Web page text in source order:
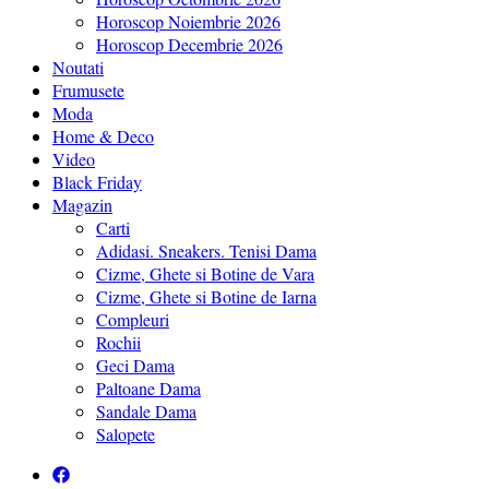
Horoscop Noiembrie 2026
Horoscop Decembrie 2026
Noutati
Frumusete
Moda
Home & Deco
Video
Black Friday
Magazin
Carti
Adidasi. Sneakers. Tenisi Dama
Cizme, Ghete si Botine de Vara
Cizme, Ghete si Botine de Iarna
Compleuri
Rochii
Geci Dama
Paltoane Dama
Sandale Dama
Salopete